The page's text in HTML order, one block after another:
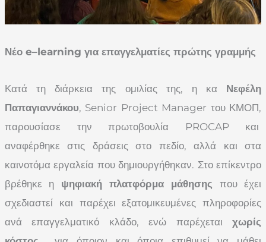
Νέο e–learning για επαγγελματίες πρώτης γραμμής
Κατά τη διάρκεια της ομιλίας της, η κα Νεφέλη
Παπαγιαννάκου, Senior Project Manager του ΚΜΟΠ,
παρουσίασε την πρωτοβουλία PROCAP και
αναφέρθηκε στις δράσεις στο πεδίο, αλλά και στα
καινοτόμα εργαλεία που δημιουργήθηκαν. Στο επίκεντρο
βρέθηκε η ψηφιακή πλατφόρμα μάθησης που έχει
σχεδιαστεί και παρέχει εξατομικευμένες πληροφορίες
ανά επαγγελματικό κλάδο, ενώ παρέχεται χωρίς